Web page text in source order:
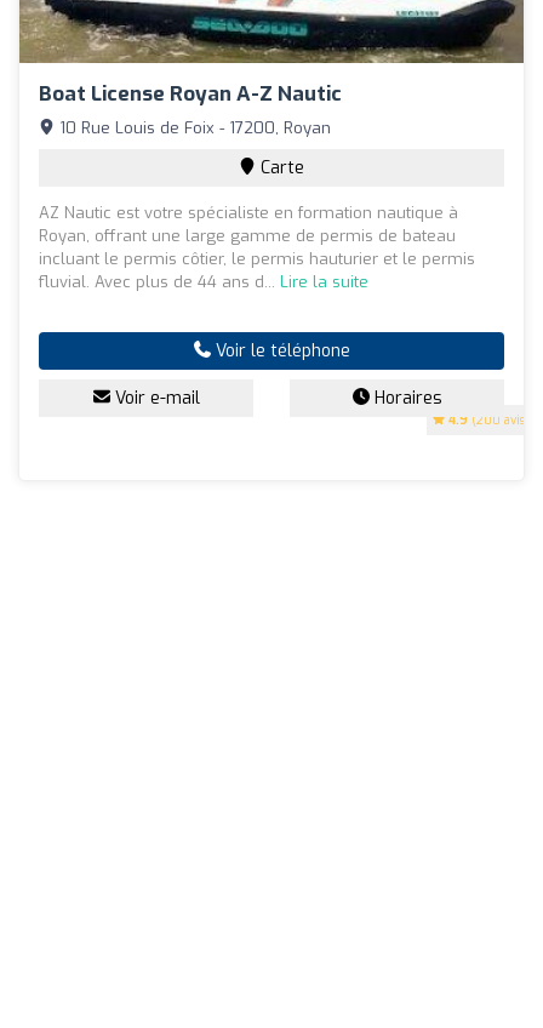
Boat License Royan A-Z Nautic
4.9 (200 avis)
10 Rue Louis de Foix - 17200, Royan
Carte
AZ Nautic est votre spécialiste en formation nautique à
Royan, offrant une large gamme de permis de bateau
incluant le permis côtier, le permis hauturier et le permis
fluvial. Avec plus de 44 ans d... Lire la suite
Voir le téléphone
Voir e-mail Horaires